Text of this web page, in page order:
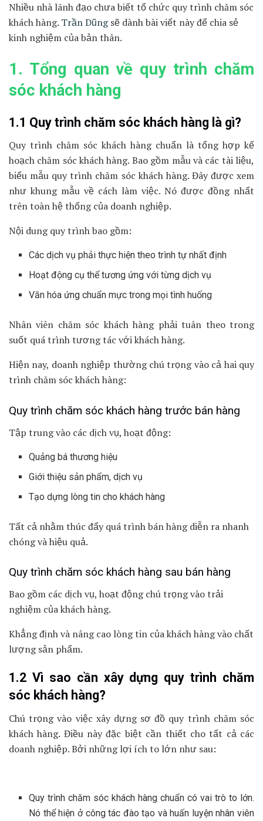
Nhiều nhà lãnh đạo chưa biết tổ chức quy trình chăm sóc
khách hàng. Trần Dũngsẽ dành bài viết này để chia sẻ
kinh nghiệm của bản thân.
1. Tổng quan về quy trình chăm
sóc khách hàng
1.1 Quy trình chăm sóc khách hàng là gì?
Quy trình chăm sóc khách hàng chuẩn là tổng hợp kế
hoạch chăm sóc khách hàng. Bao gồm mẫu và các tài liệu,
biểu mẫu quy trình chăm sóc khách hàng. Đây được xem
như khung mẫu về cách làm việc. Nó được đồng nhất
trên toàn hệ thống của doanh nghiệp.
Nội dung quy trình bao gồm:
Các dịch vụ phải thực hiện theo trình tự nhất định
Hoạt động cụ thể tương ứng với từng dịch vụ
Văn hóa ứng chuẩn mực trong mọi tình huống
Nhân viên chăm sóc khách hàng phải tuân theo trong
suốt quá trình tương tác với khách hàng.
Hiện nay, doanh nghiệp thường chú trọng vào cả hai quy
trình chăm sóc khách hàng:
Quy trình chăm sóc khách hàng trước bán hàng
Tập trung vào các dịch vụ, hoạt động:
Quảng bá thương hiệu
Giới thiệu sản phẩm, dịch vụ
Tạo dựng lòng tin cho khách hàng
Tất cả nhằm thúc đẩy quá trình bán hàng diễn ra nhanh
chóng và hiệu quả.
Quy trình chăm sóc khách hàng sau bán hàng
Bao gồm các dịch vụ, hoạt động chú trọng vào trải
nghiệm của khách hàng.
Khẳng định và nâng cao lòng tin của khách hàng vào chất
lượng sản phẩm.
1.2 Vì sao cần xây dựng quy trình chăm
sóc khách hàng?
Chú trọng vào việc xây dựng sơ đồ quy trình chăm sóc
khách hàng. Điều này đặc biệt cần thiết cho tất cả các
doanh nghiệp. Bởi những lợi ích to lớn như sau:
Quy trình chăm sóc khách hàng chuẩn có vai trò to lớn.
Nó thể hiện ở công tác đào tạo và huấn luyện nhân viên